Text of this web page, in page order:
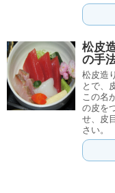
松皮
の手
松皮造
とで、
この名
の皮を
せ、皮
さい。